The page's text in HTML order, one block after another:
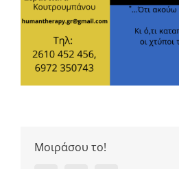
Μοιράσου το!